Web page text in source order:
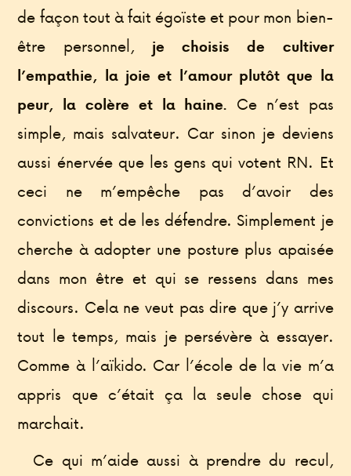
de façon tout à fait égoïste et pour mon bien-
être personnel,
je choisis de cultiver
l’empathie, la joie et l’amour plutôt que la
peur, la colère et la haine. Ce n’est pas
simple, mais salvateur. Car sinon je deviens
aussi énervée que les gens qui votent RN. Et
ceci ne m’empêche pas d’avoir des
convictions et de les défendre. Simplement je
cherche à adopter une posture plus apaisée
dans mon être et qui se ressens dans mes
discours. Cela ne veut pas dire que j’y arrive
tout le temps, mais je persévère à essayer.
Comme à l’aïkido. Car l’école de la vie m’a
appris que c’était ça la seule chose qui
marchait.
Ce qui m’aide aussi à prendre du recul,